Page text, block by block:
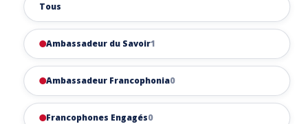
Tous
Ambassadeur du Savoir1
Ambassadeur Francophonia0
Francophones Engagés0